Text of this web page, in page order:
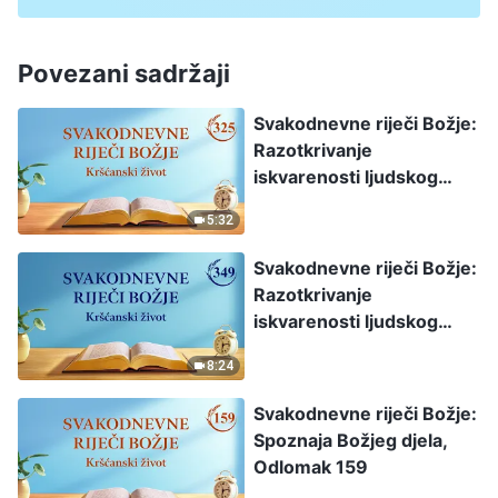
Povezani sadržaji
5:32
Svakodnevne riječi Božje:
Razotkrivanje
iskvarenosti ljudskog
8:24
Svakodnevne riječi Božje:
Razotkrivanje
iskvarenosti ljudskog
Svakodnevne riječi Božje:
Spoznaja Božjeg djela,
Odlomak 159